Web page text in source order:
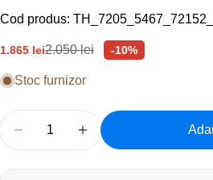
Cod produs:
Preț
vânzare
1.865 lei
Preț
2.050 lei -10%
Stoc furnizor
Reduceți Cantitatea Pentru
Creșteți